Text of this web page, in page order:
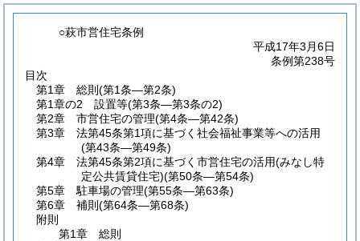
○萩市営住宅条例
平成17年3月6日
条例第238号
目次
第1章
総則 (第1条―第2条)
第1章の2
設置等(第3条―第3条の2)
第2章
市営住宅の管理(第4条―第42条)
第3章
法第45条第1項に基づく社会福祉事業等への活用
(第43条―第49条)
第4章
法第45条第2項に基づく市営住宅の活用(みなし特
定公共賃貸住宅)(第50条―第54条)
第5章
駐車場の管理(第55条―第63条)
第6章
補則 (第64条―第68条)
附則
第1章
総則